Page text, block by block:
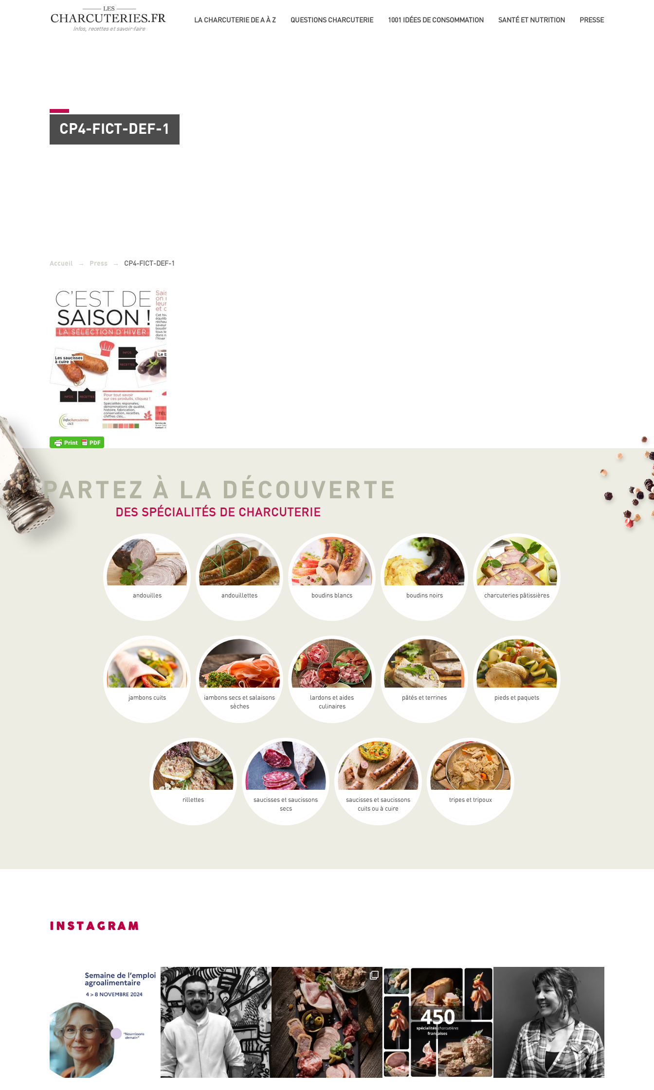
LA CHARCUTERIE DE A À Z QUESTIONS CHARCUTERIE 1001 IDÉES DE CONSOMMATION SANTÉ ET NUTRITION PRESSE
CP4-FICT-DEF-1
Accueil → Press → CP4-FICT-DEF-1
PARTEZ À LA DÉCOUVERTE
DES SPÉCIALITÉS DE CHARCUTERIE
andouilles andouillettes boudins blancs boudins noirs charcuteries pâtissières
jambons cuits
jambons secs et salaisons
sèches
lardons et aides
culinaires
pâtés et terrines pieds et paquets
rillettes
saucisses et saucissons
secs
saucisses et saucissons
cuits ou à cuire
tripes et tripoux
INSTAGRAM